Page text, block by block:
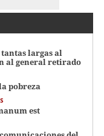
tantas largas al
al general retirado
pobreza
est